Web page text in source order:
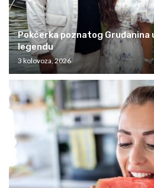
Pokćerka poznatog Gruđanina
legendu
3 kolovoza, 2026